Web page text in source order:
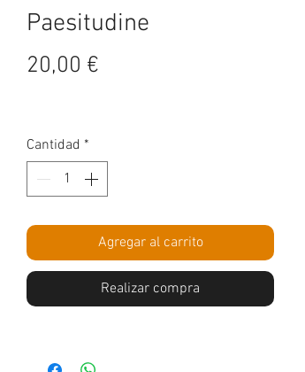
Paesitudine
20,00 €
Cantidad *
Agregar al carrito
Realizar compra